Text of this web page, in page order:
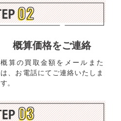
概算価格をご連絡
概算の買取金額をメールまた
は、お電話にてご連絡いたしま
す。